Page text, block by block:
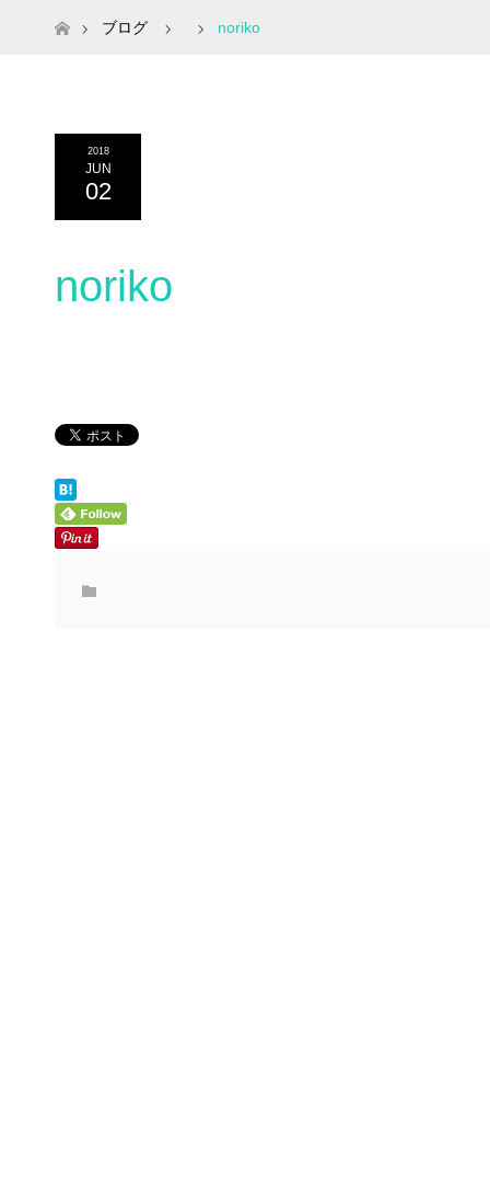
ホームブログ noriko
2018
JUN
02
noriko